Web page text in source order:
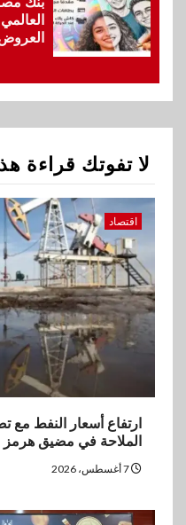
1
بنوك
البنك
الأول 2026
3
بنوك
يورو
2026
اخبار
غرفة
العروض
لا تفوتك قراءة
اقتصاد
ارتفاع أسعار النفط
الملاحة في مضيق هرمز